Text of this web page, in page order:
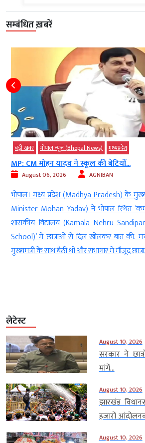
सम्बंधित ख़बरें
बड़ी खबर भोपाल न्यूज़ (Bhopal News) मध्‍यप्रदेश
MP: CM मोहन यादव ने स्कूल की बेटियों...
August 06, 2026 AGNIBAN
भोपाल। मध्य प्रदेश (Madhya Pradesh) के
Minister Mohan Yadav) ने भोपाल स्थित
शासकीय विद्यालय (Kamala Nehru
School)’ में छात्राओं से दिल खोलकर बात की.
मुख्यमंत्री के साथ बैठी थीं और सभागार में मौजूद
लेटेस्ट
August 10, 2026
सरकार ने
मांगें...
August 10, 2026
झारखंड
हजारों
August 10, 2026